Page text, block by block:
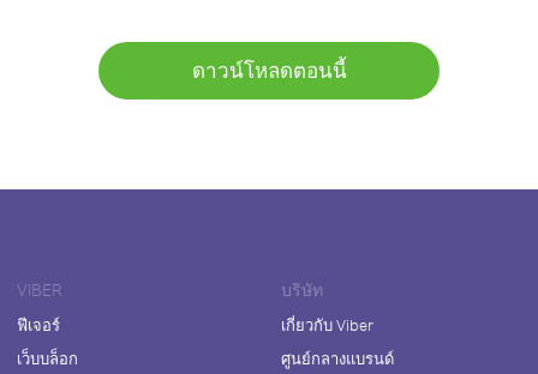
ดาวน์โหลดตอนนี้
VIBER
ฟีเจอร์
เว็บบล็อก
บริษัท
เกี่ยวกับ Viber
ศูนย์กลางแบรนด์